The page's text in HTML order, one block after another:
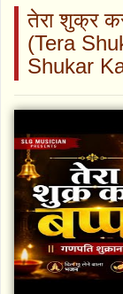
तेरा शुक्र
(Tera
Shukar